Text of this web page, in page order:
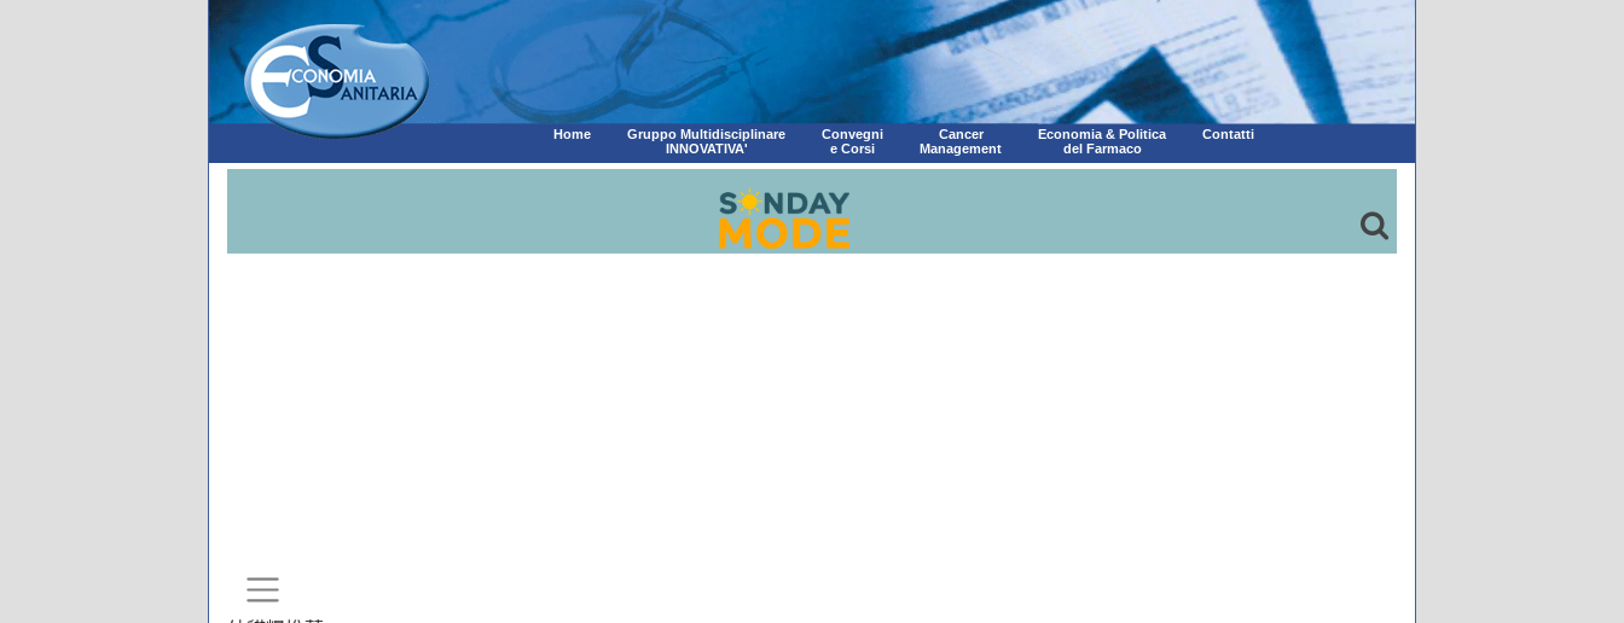
Home
Gruppo Multidisciplinare
INNOVATIVA'
Convegni
e Corsi
Cancer
Management
Economia & Politica
del Farmaco
Contatti